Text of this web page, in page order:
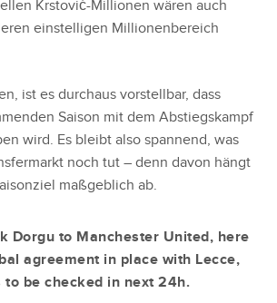
Krstović-Millionen wären auch
einstelligen Millionenbereich
ist es durchaus vorstellbar, dass
Saison mit dem Abstiegskampf
wird. Es bleibt also spannend, was
noch tut – denn davon hängt
maßgeblich ab.
Dorgu to Manchester United, here
agreement in place with Lecce,
to be checked in next 24h.